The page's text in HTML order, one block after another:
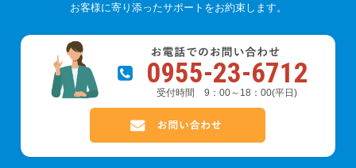
お客様に寄り添ったサポートをお約束します。
0955-23-6712
受付時間 9：00～18：00(平日)